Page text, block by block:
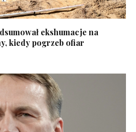
ekshumacje na
kiedy pogrzeb ofiar